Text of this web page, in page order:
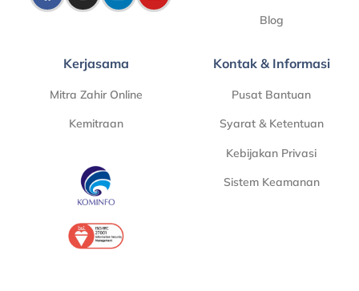
Blog
Kerjasama
Mitra Zahir Online
Kemitraan
Kontak & Informasi
Pusat Bantuan
Syarat & Ketentuan
Kebijakan Privasi
Sistem Keamanan